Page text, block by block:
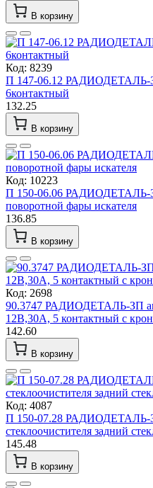
В корзину
Код: 8239
П 147-06.12 РАДИОДЕТАЛЬ-
6контактный
132.25
В корзину
Код: 10223
П 150-06.06 РАДИОДЕТАЛЬ-
поворотной фары искателя
136.85
В корзину
Код: 2698
90.3747 РАДИОДЕТАЛЬ-ЗП
12В,30А, 5 контактный с
142.60
В корзину
Код: 4087
П 150-07.28 РАДИОДЕТАЛЬ-
стеклоочистителя задний
145.48
В корзину